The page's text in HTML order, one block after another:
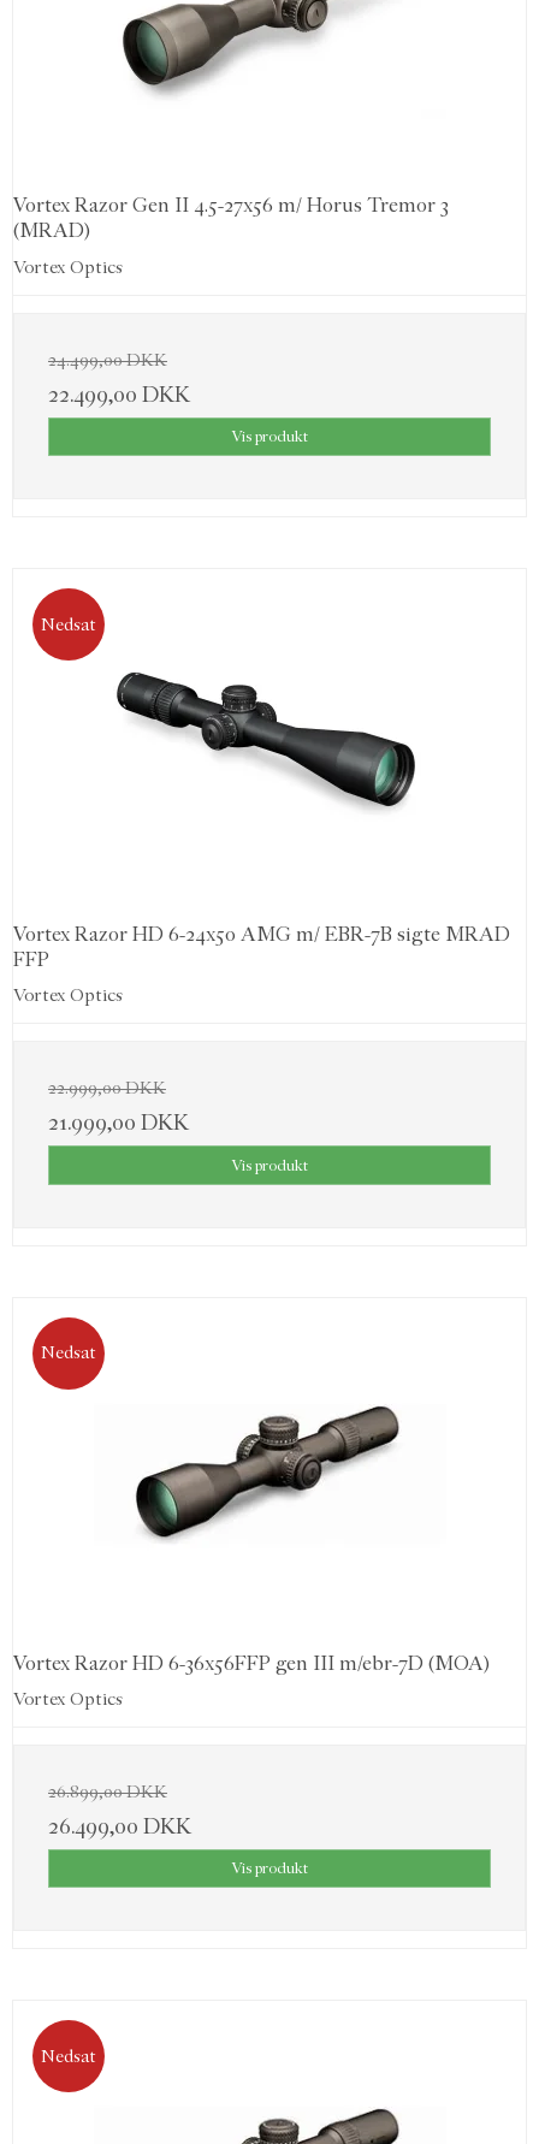
Vortex Razor Gen II 4.5-27x56 m/ Horus Tremor 3
(MRAD)
Vortex Optics
24.499,00 DKK
22.499,00 DKK
Vis produkt
Nedsat
Vortex Razor HD 6-24x50 AMG m/ EBR-7B sigte MRAD
FFP
Vortex Optics
22.999,00 DKK
21.999,00 DKK
Vis produkt
Nedsat
Vortex Razor HD 6-36x56FFP gen III m/ebr-7D (MOA)
Vortex Optics
26.899,00 DKK
26.499,00 DKK
Vis produkt
Nedsat